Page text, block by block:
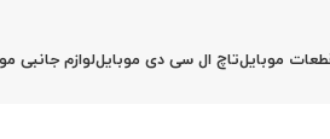
موبایلتاچ ال سی دی موبایللوازم جانبی